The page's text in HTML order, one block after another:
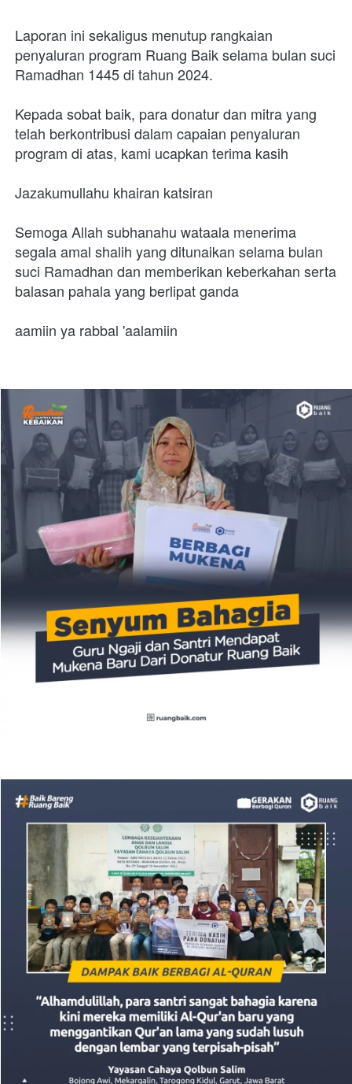
Laporan ini sekaligus menutup rangkaian
penyaluran program Ruang Baik selama bulan suci
Ramadhan 1445 di tahun 2024.
Kepada sobat baik, para donatur dan mitra yang
telah berkontribusi dalam capaian penyaluran
program di atas, kami ucapkan terima kasih
Jazakumullahu khairan katsiran
Semoga Allah subhanahu wataala menerima
segala amal shalih yang ditunaikan selama bulan
suci Ramadhan dan memberikan keberkahan serta
balasan pahala yang berlipat ganda
aamiin ya rabbal 'aalamiin